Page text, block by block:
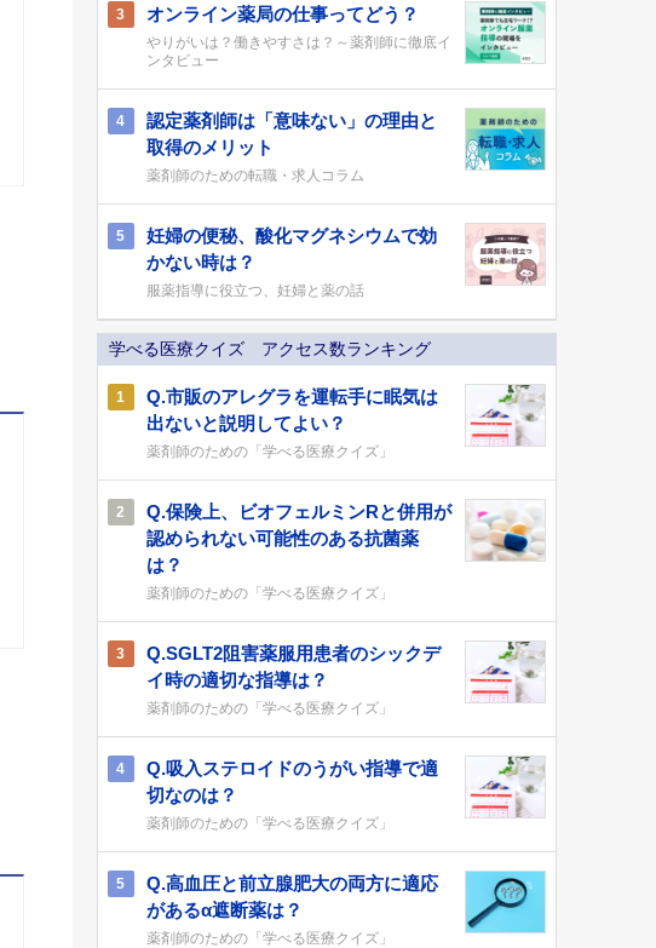
3 オンライン薬局の仕事ってどう？
やりがいは？働きやすさは？～薬剤師に徹底イ
ンタビュー
4
認定薬剤師は「意味ない」の理由と
取得のメリット
薬剤師のための転職・求人コラム
5
妊婦の便秘、酸化マグネシウムで効
かない時は？
服薬指導に役立つ、妊婦と薬の話
学べる医療クイズ アクセス数ランキング
1
Q.市販のアレグラを運転手に眠気は
出ないと説明してよい？
薬剤師のための「学べる医療クイズ」
2
Q.保険上、ビオフェルミンRと併用が
認められない可能性のある抗菌薬
は？
薬剤師のための「学べる医療クイズ」
3
Q.SGLT2阻害薬服用患者のシックデ
イ時の適切な指導は？
薬剤師のための「学べる医療クイズ」
4
Q.吸入ステロイドのうがい指導で適
切なのは？
薬剤師のための「学べる医療クイズ」
5
Q.高血圧と前立腺肥大の両方に適応
があるα遮断薬は？
薬剤師のための「学べる医療クイズ」